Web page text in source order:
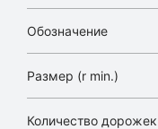
Обозначение
Размер (r min.)
Количество